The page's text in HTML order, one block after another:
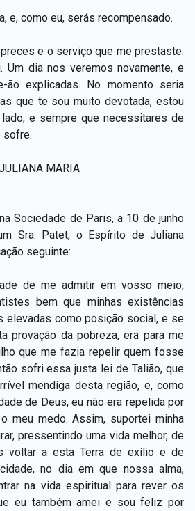
e, como eu, serás recompensado.
e o serviço que me prestaste.
Um dia nos veremos novamente, e
ão explicadas. No momento seria
que te sou muito devotada, estou
e sempre que necessitares de
sofre.
MARIA
Sociedade de Paris, a 10 de junho
Sra. Patet, o Espírito de Juliana
seguinte:
de me admitir em vosso meio,
bem que minhas existências
elevadas como posição social, e se
provação da pobreza, era para me
que me fazia repelir quem fosse
sofri essa justa lei de Talião, que
mendiga desta região, e, como
de Deus, eu não era repelida por
meu medo. Assim, suportei minha
pressentindo uma vida melhor, de
voltar a esta Terra de exílio e de
no dia em que nossa alma,
na vida espiritual para rever os
eu também amei e sou feliz por